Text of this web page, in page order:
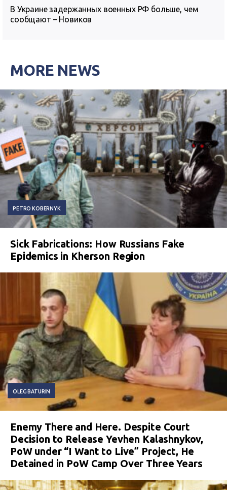
В Украине задержанных военных РФ больше, чем
сообщают – Новиков
MORE NEWS
PETRO KOBERNYK
Sick Fabrications: How Russians Fake
Epidemics in Kherson Region
OLEG BATURIN
Enemy There and Here. Despite Court
Decision to Release Yevhen Kalashnykov,
PoW under “I Want to Live” Project, He
Detained in PoW Camp Over Three Years